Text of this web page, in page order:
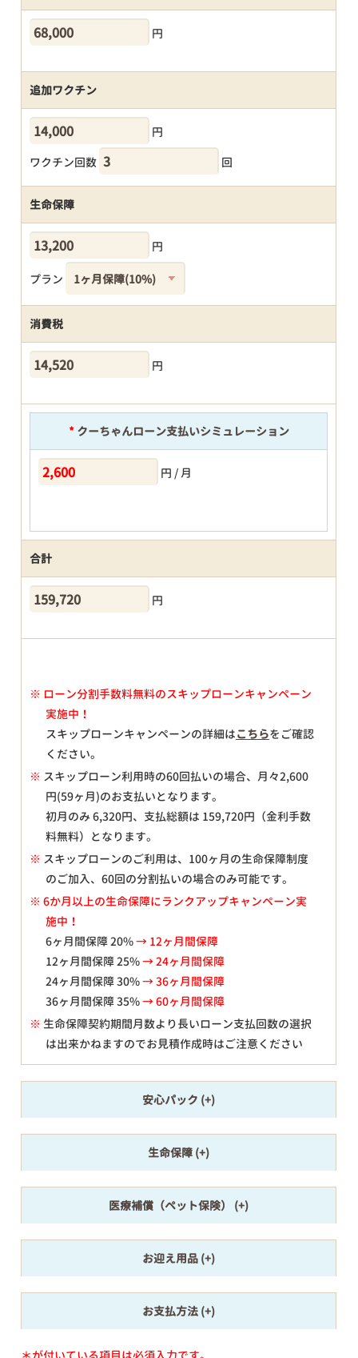
円
追加ワクチン
円
ワクチン回数
回
生命保障
円
プラン
消費税
円
*クーちゃんローン支払いシミュレーション
円 / 月
合計
円
※ ローン分割手数料無料のスキップローンキャンペーン
実施中！
スキップローンキャンペーンの詳細はこちらをご確認
ください。
※ スキップローン利用時の60回払いの場合、月々2,600
円(59ヶ月)のお支払いとなります。
初月のみ6,320円、支払総額は 159,720円（金利手数
料無料）となります。
※ スキップローンのご利用は、100ヶ月の生命保障制度
のご加入、60回の分割払いの場合のみ可能です。
※ 6か月以上の生命保障にランクアップキャンペーン実
施中！
6ヶ月間保障 20%→ 12ヶ月間保障
12ヶ月間保障 25%→ 24ヶ月間保障
24ヶ月間保障 30%→ 36ヶ月間保障
36ヶ月間保障 35%→ 60ヶ月間保障
※ 生命保障契約期間月数より長いローン支払回数の選択
は出来かねますのでお見積作成時はご注意ください
安心パック
生命保障
医療補償（ペット保険）
お迎え用品
お支払方法